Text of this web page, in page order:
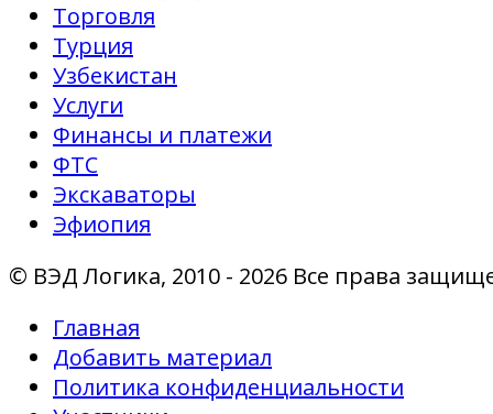
Торговля
Турция
Узбекистан
Услуги
Финансы и платежи
ФТС
Экскаваторы
Эфиопия
© ВЭД Логика, 2010 - 2026 Все права
Главная
Добавить материал
Политика конфиденциальности